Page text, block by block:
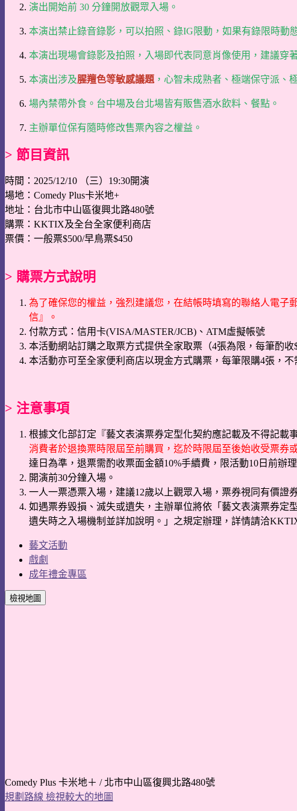
演出開始前 30 分鐘開放觀眾入場。
本演出禁止錄音錄影，可以拍照、錄IG限動，如果有錄限時動
本演出現場會錄影及拍照，入場即代表同意肖像使用，建議穿
本演出涉及腥羶色等敏感議題 ，心智未成熟者、極端保守派、
場內禁帶外食。台中場及台北場皆有販售酒水飲料、餐點。
主辦單位保有隨時修改售票內容之權益。
> 節目資訊
時間：2025/12/10 （三）19:30開演
場地：Comedy Plus卡米地+
地址：台北市中山區復興北路480號
購票：KKTIX及全台全家便利商店
票價：一般票$500/早鳥票$450
> 購票方式說明
為了確保您的權益，強烈建議您，在結帳時填寫的聯絡人電子
信』。
付款方式：信用卡(VISA/MASTER/JCB)、ATM虛擬帳號
本活動網站訂購之取票方式提供全家取票（4張為限，每筆酌
本活動亦可至全家便利商店以現金方式購票，每筆限購4張，不
> 注意事項
根據文化部訂定『藝文表演票券定型化契約應記載及不得記載
消費者於退換票時限屆至前購買，迄於時限屆至後始收受票券
達日為準，退票需酌收票面金額10%手續費，限活動10日前辦
開演前30分鐘入場。
一人一票憑票入場，建議12歲以上觀眾入場，票券視同有價證
如遇票券毀損、滅失或遺失，主辦單位將依「藝文表演票券定
遺失時之入場機制並詳加說明。」之規定辦理，詳情請洽
藝文活動
戲劇
成年禮金專區
檢視地圖
Comedy Plus 卡米地＋ / 北市中山區復興北路480號
規劃路線 檢視較大的地圖